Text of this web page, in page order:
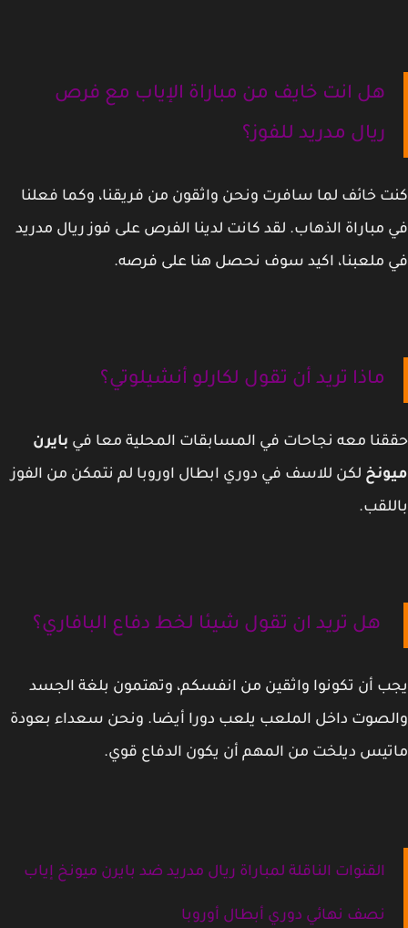
هل انت خايف من مباراة الإياب مع فرص
ريال مدريد للفوز؟
خائف لما سافرت ونحن واثقون من فريقنا، وكما فعلنا
الذهاب. لقد كانت لدينا الفرص على فوز ريال مدريد
ملعبنا، اكيد سوف نحصل هنا على فرصه.
ماذا تريد أن تقول لكارلو أنشيلوتي؟
معه نجاحات في المسابقات المحلية معا فيبايرن
لكن للاسف في دوري ابطال اوروبا لم نتمكن من الفوز
هل تريد ان تقول شيئا لخط دفاع البافاري؟
أن تكونوا واثقين من انفسكم، وتهتمون بلغة الجسد
داخل الملعب يلعب دورا أيضا. ونحن سعداء بعودة
ديلخت من المهم أن يكون الدفاع قوي.
القنوات الناقلة لمباراة ريال مدريد ضد بايرن ميونخ إياب
نصف نهائي دوري أبطال أوروبا